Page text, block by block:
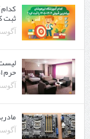
ثبت
آگوست 23,
حرم
آگوست 10,
آگوست 06,